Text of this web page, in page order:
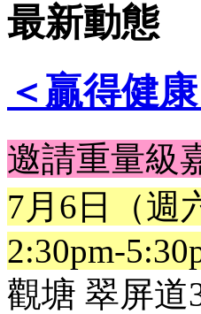
最新動態
＜贏得健
邀請重量級
7月6日（週
2:30pm-
觀塘 翠屏道